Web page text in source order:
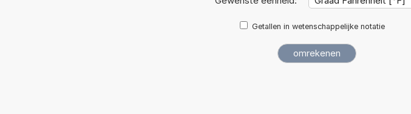
Getallen in wetenschappelijke notatie